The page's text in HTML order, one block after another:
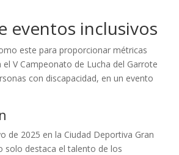
eventos inclusivos
este para proporcionar métricas
V Campeonato de Lucha del Garrote
con discapacidad, en un evento
de 2025 en la Ciudad Deportiva Gran
solo destaca el talento de los